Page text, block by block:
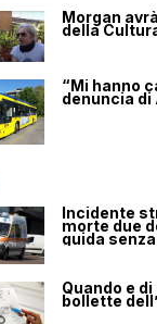
Morgan
della
“Mi hanno
denuncia di
Incidente
morte due
guida
Quando e
bollette